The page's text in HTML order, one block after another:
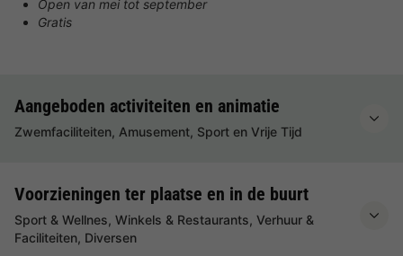
Open van mei tot september
Gratis
Aangeboden activiteiten en animatie
Zwemfaciliteiten, Amusement, Sport en Vrije Tijd
Voorzieningen ter plaatse en in de buurt
Sport & Wellnes, Winkels & Restaurants, Verhuur &
Faciliteiten, Diversen